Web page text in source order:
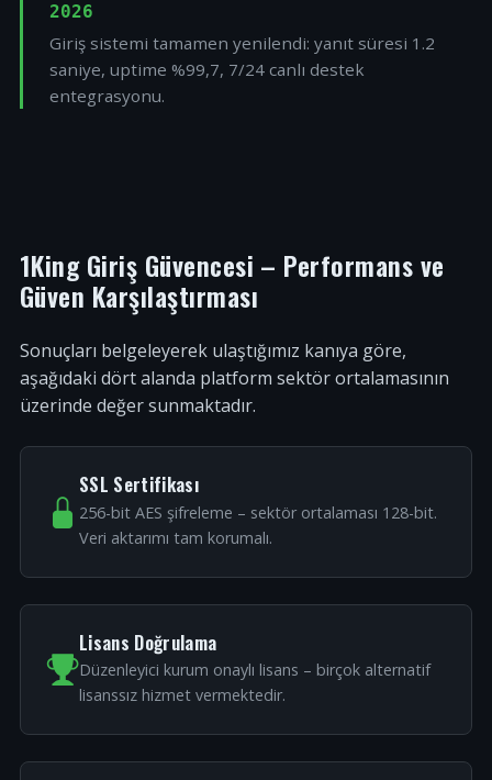
2026
Giriş sistemi tamamen yenilendi: yanıt süresi 1.2
saniye, uptime %99,7, 7/24 canlı destek
entegrasyonu.
1King Giriş Güvencesi – Performans ve
Güven Karşılaştırması
Sonuçları belgeleyerek ulaştığımız kanıya göre,
aşağıdaki dört alanda platform sektör ortalamasının
üzerinde değer sunmaktadır.
SSL Sertifikası
256-bit AES şifreleme – sektör ortalaması 128-bit.
Veri aktarımı tam korumalı.
Lisans Doğrulama
Düzenleyici kurum onaylı lisans – birçok alternatif
lisanssız hizmet vermektedir.